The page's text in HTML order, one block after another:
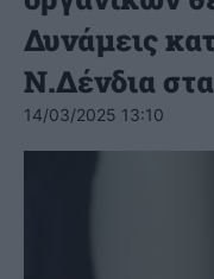
Δυνάμεις
Ν.Δένδια
14/03/2025 13:10